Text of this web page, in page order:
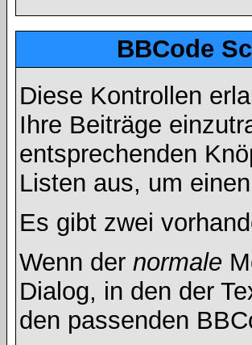
BBCode
Diese Kontrollen
Ihre Beiträge
entsprechenden
Listen aus, um
Es gibt zwei
Wenn der normale
Dialog, in den der
den passenden